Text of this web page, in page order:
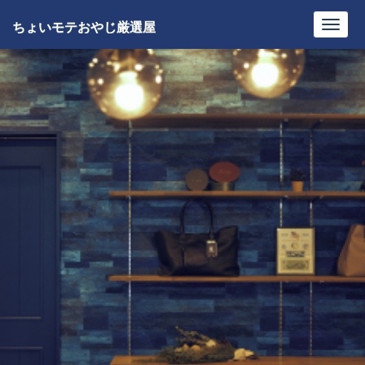
ちょいモテおやじ厳選屋